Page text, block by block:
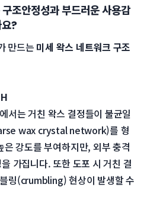
조안정성과 부드러운 사용감
?
만드는 미세 왁스 네트워크 구조
서는 거친 왁스 결정들이 불균일
wax crystal network)를 형
강도를 부여하지만, 외부 충격
가집니다. 또한 도포 시 거친 결
링(crumbling) 현상이 발생할 수